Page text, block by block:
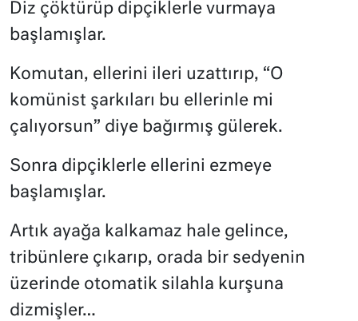
Diz çöktürüp dipçiklerle vurmaya
başlamışlar.
Komutan, ellerini ileri uzattırıp, “O
komünist şarkıları bu ellerinle mi
çalıyorsun” diye bağırmış gülerek.
Sonra dipçiklerle ellerini ezmeye
başlamışlar.
Artık ayağa kalkamaz hale gelince,
tribünlere çıkarıp, orada bir sedyenin
üzerinde otomatik silahla kurşuna
dizmişler…